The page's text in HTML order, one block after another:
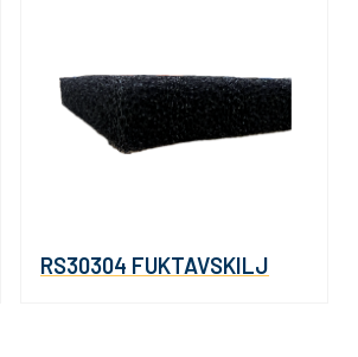
RS30304 FUKTAVSKILJ